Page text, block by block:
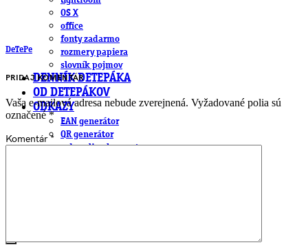
OS X
office
fonty zadarmo
rozmery papiera
slovník pojmov
DENNÍK DETEPÁKA
OD DETEPÁKOV
ODKAZY
EAN generátor
QR generátor
.cdr online konvertor
DeTePe
PRIDAJ KOMENTÁR
Vaša e-mailová adresa nebude zverejnená. Vyžadované polia sú
označené*
Komentár*